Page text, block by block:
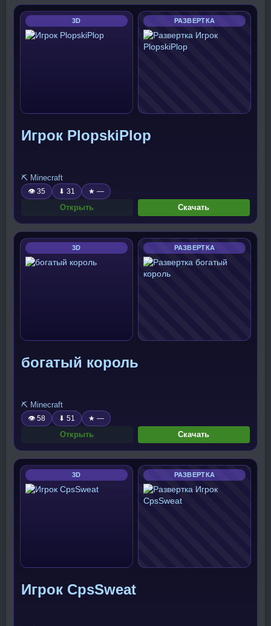
3D РАЗВЕРТКА
Игрок PlopskiPlop
⛏️ Minecraft
👁 35 ⬇ 31 ★ —
Открыть Скачать
3D РАЗВЕРТКА
богатый король
⛏️ Minecraft
👁 58 ⬇ 51 ★ —
Открыть Скачать
3D РАЗВЕРТКА
Игрок CpsSweat